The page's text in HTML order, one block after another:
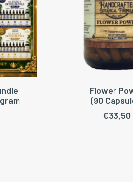
TOEVOEGEN AAN
Flower
(90
€33,50